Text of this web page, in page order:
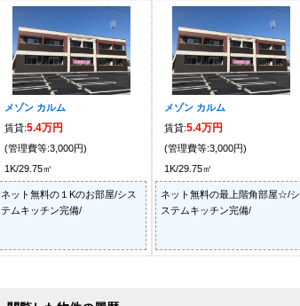
メゾン カルム
賃貸:5.4万円
(管理費等:3,000円)
1K/29.75㎡
ネット無料の１Kのお部屋/シス
テムキッチン完備/
メゾン カルム
賃貸:5.4万円
(管理費等:3,000円)
1K/29.75㎡
ネット無料の最上階角部屋☆/シ
ステムキッチン完備/